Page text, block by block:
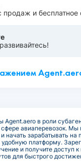
продаж и бесплатное
в роли
авиаперевозок. Мы
начать зарабатывать на
платформу.
и получите доступ
для быстрого